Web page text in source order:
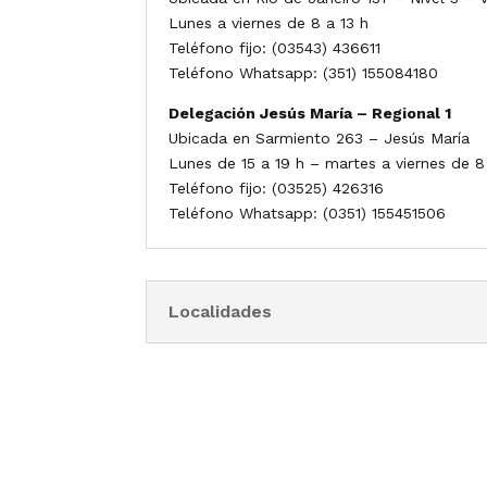
Lunes a viernes de 8 a 13 h
Teléfono fijo: (03543) 436611
Teléfono Whatsapp: (351) 155084180
Delegación Jesús María – Regional 1
Ubicada en Sarmiento 263 – Jesús María
Lunes de 15 a 19 h – martes a viernes de 8
Teléfono fijo: (03525) 426316
Teléfono Whatsapp: (0351) 155451506
Localidades